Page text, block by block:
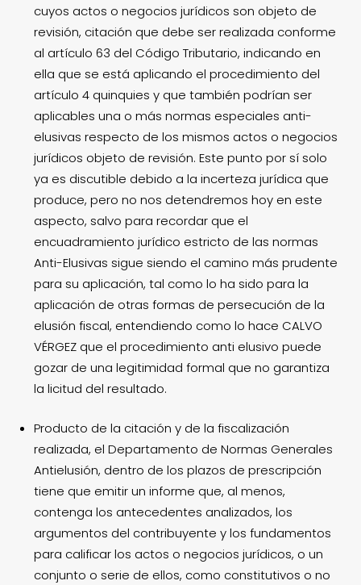
cuyos actos o negocios jurídicos son objeto de
revisión, citación que debe ser realizada conforme
al artículo 63 del Código Tributario, indicando en
ella que se está aplicando el procedimiento del
artículo 4 quinquies y que también podrían ser
aplicables una o más normas especiales anti-
elusivas respecto de los mismos actos o negocios
jurídicos objeto de revisión. Este punto por sí solo
ya es discutible debido a la incerteza jurídica que
produce, pero no nos detendremos hoy en este
aspecto, salvo para recordar que el
encuadramiento jurídico estricto de las normas
Anti-Elusivas sigue siendo el camino más prudente
para su aplicación, tal como lo ha sido para la
aplicación de otras formas de persecución de la
elusión fiscal, entendiendo como lo hace CALVO
VÉRGEZ que el procedimiento anti elusivo puede
gozar de una legitimidad formal que no garantiza
la licitud del resultado.
Producto de la citación y de la fiscalización
realizada, el Departamento de Normas Generales
Antielusión, dentro de los plazos de prescripción
tiene que emitir un informe que, al menos,
contenga los antecedentes analizados, los
argumentos del contribuyente y los fundamentos
para calificar los actos o negocios jurídicos, o un
conjunto o serie de ellos, como constitutivos o no